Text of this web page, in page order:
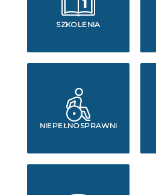
SZKOLENIA
NIEPEŁNOSPRAWNI